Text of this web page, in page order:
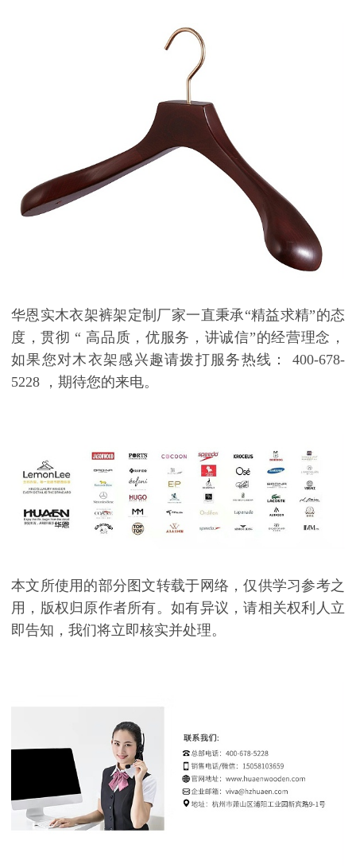
华恩实木衣架裤架定制厂家一直秉承“精益求精”的态
度，贯彻 “ 高品质，优服务，讲诚信”的经营理念，
如果您对木衣架感兴趣请拨打服务热线：
400-678-
5228
，期待您的来电。
本文所使用的部分图文转载于网络，仅供学习参考之
用，版权归原作者所有。如有异议，请相关权利人立
即告知，我们将立即核实并处理。